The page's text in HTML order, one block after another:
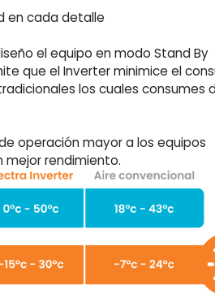
en cada detalle
el equipo en modo Stand By
que el Inverter minimice el
los cuales consumes
operación mayor a los equipos
mejor rendimiento.